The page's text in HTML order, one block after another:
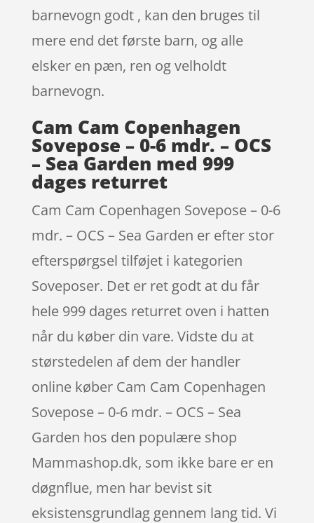
barnevogn godt , kan den bruges til
mere end det første barn, og alle
elsker en pæn, ren og velholdt
barnevogn.
Cam Cam Copenhagen
Sovepose – 0-6 mdr. – OCS
– Sea Garden med 999
dages returret
Cam Cam Copenhagen Sovepose – 0-6
mdr. – OCS – Sea Garden er efter stor
efterspørgsel tilføjet i kategorien
Soveposer. Det er ret godt at du får
hele 999 dages returret oven i hatten
når du køber din vare. Vidste du at
størstedelen af dem der handler
online køber Cam Cam Copenhagen
Sovepose – 0-6 mdr. – OCS – Sea
Garden hos den populære shop
Mammashop.dk, som ikke bare er en
døgnflue, men har bevist sit
eksistensgrundlag gennem lang tid. Vi